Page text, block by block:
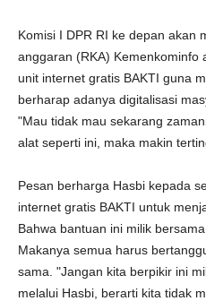
Komisi I DPR RI ke depan akan
anggaran (RKA) Kemenkominfo
unit internet gratis BAKTI guna
berharap adanya digitalisasi
"Mau tidak mau sekarang
alat seperti ini, maka makin
Pesan berharga Hasbi kepada
internet gratis BAKTI untuk
Bahwa bantuan ini milik
Makanya semua harus
sama. "Jangan kita berpikir ini
melalui Hasbi, berarti kita tidak